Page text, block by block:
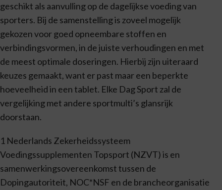
geschikt als aanvulling op de dagelijkse voeding van
sporters. Bij de samenstelling is zoveel mogelijk
gekozen voor goed opneembare stoffen en
verbindingsvormen, in de juiste verhoudingen en met
de meest optimale doseringen. Hierbij zijn uiteraard
keuzes gemaakt, want er past maar een beperkte
hoeveelheid in een tablet. Elke Dag Sport zal de
vergelijking met andere sportmulti’s glansrijk
doorstaan.
1 Nederlands Zekerheidssysteem
Voedingssupplementen Topsport (NZVT) is en
samenwerkingsovereenkomst tussen de
Dopingautoriteit, NOC*NSF en de brancheorganisatie